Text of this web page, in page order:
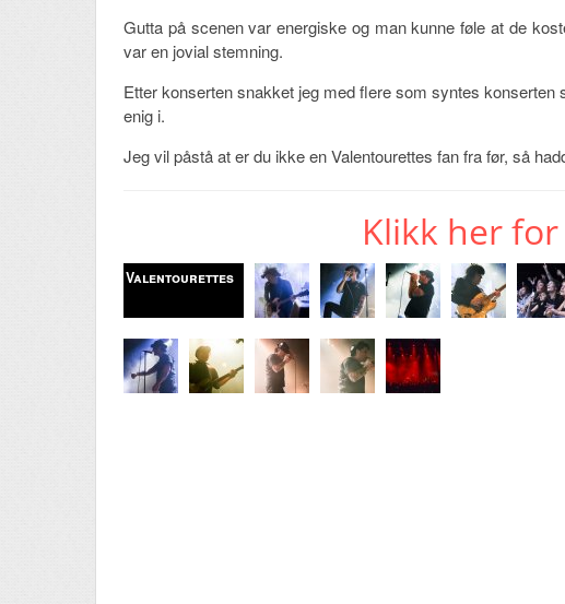
Gutta på scenen var energiske og man kunne føle at de
var en jovial stemning.
Etter konserten snakket jeg med flere som syntes
enig i.
Jeg vil påstå at er du ikke en Valentourettes fan fra før, så
Klikk her
Valentourettes